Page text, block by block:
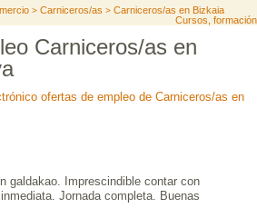
> Carniceros/as > Carniceros/as en Bizkaia
Cursos, formación
Carniceros/as en
ofertas de empleo de Carniceros/as en
galdakao. Imprescindible contar con
Jornada completa. Buenas